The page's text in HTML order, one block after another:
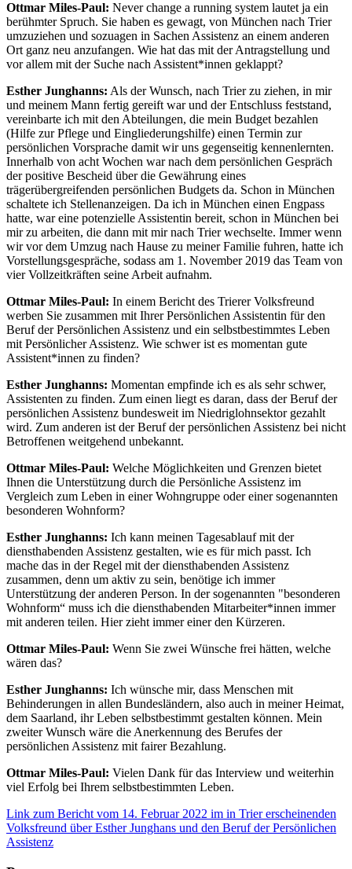
Ottmar Miles-Paul: Never change a running system lautet ja ein
berühmter Spruch. Sie haben es gewagt, von München nach Trier
umzuziehen und sozuagen in Sachen Assistenz an einem anderen
Ort ganz neu anzufangen. Wie hat das mit der Antragstellung und
vor allem mit der Suche nach Assistent*innen geklappt?
Esther Junghanns: Als der Wunsch, nach Trier zu ziehen, in mir
und meinem Mann fertig gereift war und der Entschluss feststand,
vereinbarte ich mit den Abteilungen, die mein Budget bezahlen
(Hilfe zur Pflege und Eingliederungshilfe) einen Termin zur
persönlichen Vorsprache damit wir uns gegenseitig kennenlernten.
Innerhalb von acht Wochen war nach dem persönlichen Gespräch
der positive Bescheid über die Gewährung eines
trägerübergreifenden persönlichen Budgets da. Schon in München
schaltete ich Stellenanzeigen. Da ich in München einen Engpass
hatte, war eine potenzielle Assistentin bereit, schon in München bei
mir zu arbeiten, die dann mit mir nach Trier wechselte. Immer wenn
wir vor dem Umzug nach Hause zu meiner Familie fuhren, hatte ich
Vorstellungsgespräche, sodass am 1. November 2019 das Team von
vier Vollzeitkräften seine Arbeit aufnahm.
Ottmar Miles-Paul: In einem Bericht des Trierer Volksfreund
werben Sie zusammen mit Ihrer Persönlichen Assistentin für den
Beruf der Persönlichen Assistenz und ein selbstbestimmtes Leben
mit Persönlicher Assistenz. Wie schwer ist es momentan gute
Assistent*innen zu finden?
Esther Junghanns: Momentan empfinde ich es als sehr schwer,
Assistenten zu finden. Zum einen liegt es daran, dass der Beruf der
persönlichen Assistenz bundesweit im Niedriglohnsektor gezahlt
wird. Zum anderen ist der Beruf der persönlichen Assistenz bei nicht
Betroffenen weitgehend unbekannt.
Ottmar Miles-Paul: Welche Möglichkeiten und Grenzen bietet
Ihnen die Unterstützung durch die Persönliche Assistenz im
Vergleich zum Leben in einer Wohngruppe oder einer sogenannten
besonderen Wohnform?
Esther Junghanns: Ich kann meinen Tagesablauf mit der
diensthabenden Assistenz gestalten, wie es für mich passt. Ich
mache das in der Regel mit der diensthabenden Assistenz
zusammen, denn um aktiv zu sein, benötige ich immer
Unterstützung der anderen Person. In der sogenannten "besonderen
Wohnform“ muss ich die diensthabenden Mitarbeiter*innen immer
mit anderen teilen. Hier zieht immer einer den Kürzeren.
Ottmar Miles-Paul: Wenn Sie zwei Wünsche frei hätten, welche
wären das?
Esther Junghanns: Ich wünsche mir, dass Menschen mit
Behinderungen in allen Bundesländern, also auch in meiner Heimat,
dem Saarland, ihr Leben selbstbestimmt gestalten können. Mein
zweiter Wunsch wäre die Anerkennung des Berufes der
persönlichen Assistenz mit fairer Bezahlung.
Ottmar Miles-Paul: Vielen Dank für das Interview und weiterhin
viel Erfolg bei Ihrem selbstbestimmten Leben.
Link zum Bericht vom 14. Februar 2022 im in Trier erscheinenden
Volksfreund über Esther Junghans und den Beruf der Persönlichen
Assistenz